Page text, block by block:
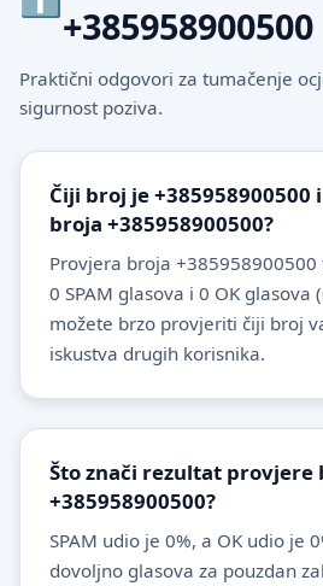
+385958900500
Praktični odgovori za tumačenje
sigurnost poziva.
Čiji broj je +385958900500
broja +385958900500?
Provjera broja
0 SPAM glasova i 0 OK glasova
možete brzo provjeriti čiji broj
iskustva drugih korisnika.
Što znači rezultat provjere
+385958900500?
SPAM udio je 0%, a OK udio je
dovoljno glasova za pouzdan